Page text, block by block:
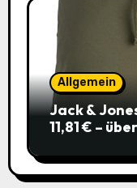
Allgemein
Jack &
11,81 € –